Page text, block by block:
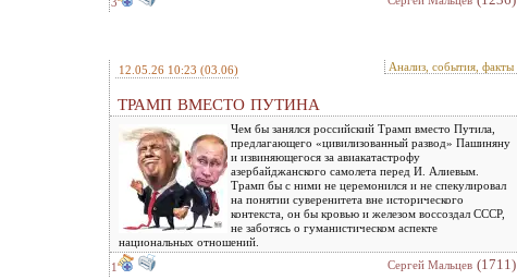
12.05.26 10:23 (03.06) Анализ, события, факты
ТРАМП ВМЕСТО ПУТИНА
Чем бы занялся российский Трамп вместо Путила,
предлагающего «цивилизованный развод» Пашиняну
и извиняющегося за авиакатастрофу
азербайджанского самолета перед И. Алиевым.
Трамп бы с ними не церемонился и не спекулировал
на понятии суверенитета вне исторического
контекста, он бы кровью и железом воссоздал СССР,
не заботясь о гуманистическом аспекте
национальных отношений.
1
Сергей Мальцев (1711)